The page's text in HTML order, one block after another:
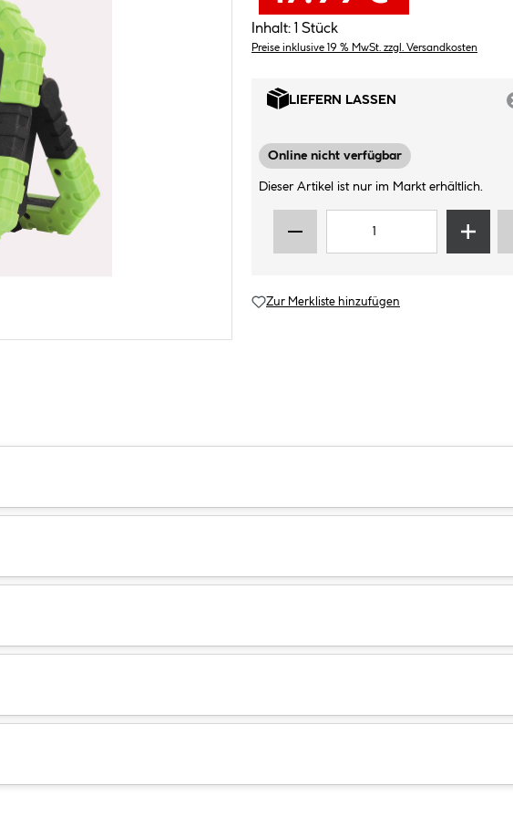
Inhalt: 1 Stück
Preise inklusive 19 % MwSt. zzgl. Versandkosten
LIEFERN LASSEN
Online nicht verfügbar
Dieser Artikel ist nur im Markt erhältlich.
Zur Merkliste hinzufügen